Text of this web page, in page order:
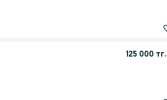
125 000 тг.